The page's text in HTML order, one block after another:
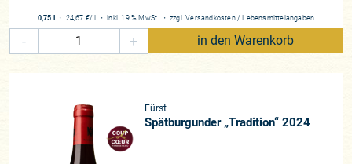
0,75 l ・ 24,67 €/ l ・inkl. 19 % MwSt. ・ zzgl.Versandkosten / Lebensmittelangaben
- + in den Warenkorb
Fürst
Spätburgunder „Tradition“ 2024